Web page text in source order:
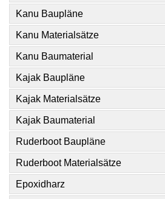
Kanu Baupläne
Kanu Materialsätze
Kanu Baumaterial
Kajak Baupläne
Kajak Materialsätze
Kajak Baumaterial
Ruderboot Baupläne
Ruderboot Materialsätze
Epoxidharz